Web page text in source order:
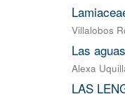
Villalobos
Las
Alexa
LAS